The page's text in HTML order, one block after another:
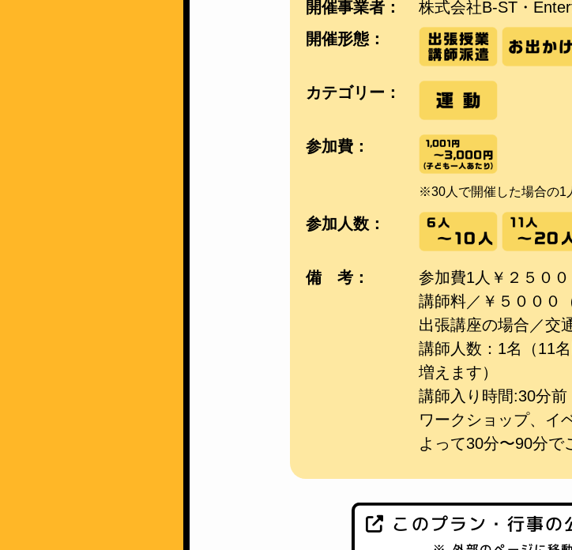
開催事業者：
株式会社B-ST・
開催形態：
カテゴリー：
参加費：
※30人で開催した場合の1
参加人数：
備 考：
参加費1人￥２５００
講師料／￥５０００
出張講座の場合／交
講師人数：1名（11
増えます）
講師入り時間:30分前
ワークショップ、イ
よって30分〜90分で
このプラン・行事の